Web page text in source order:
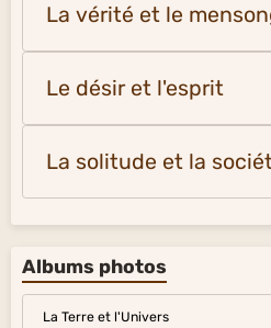
La vérité et le
Le désir et l'esprit
La solitude et la
Albums photos
La Terre et l'Univers